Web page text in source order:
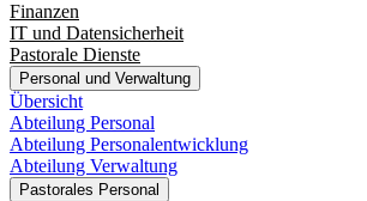
Finanzen
IT und Datensicherheit
Pastorale Dienste
Personal und Verwaltung
Übersicht
Abteilung Personal
Abteilung Personalentwicklung
Abteilung Verwaltung
Pastorales Personal